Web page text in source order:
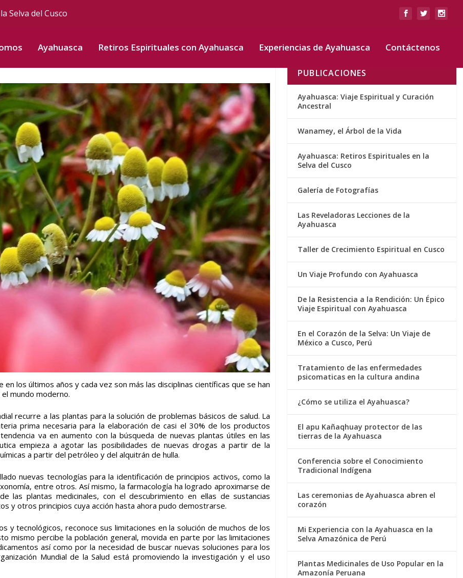
Selva del Cusco
Ayahuasca Retiros Espirituales con Ayahuasca Experiencias de Ayahuasca Contáctenos
en el Mundo Moderno
en los últimos años y cada vez son más las disciplinas científicas que se han
mundo moderno.
recurre a las plantas para la solución de problemas básicos de salud. La
prima necesaria para la elaboración de casi el 30% de los productos
va en aumento con la búsqueda de nuevas plantas útiles en las
empieza a agotar las posibilidades de nuevas drogas a partir de la
a partir del petróleo y del alquitrán de hulla.
nuevas tecnologías para la identificación de principios activos, como la
entre otros. Así mismo, la farmacología ha logrado aproximarse de
de lasplantas medicinales, con el descubrimiento en ellas de sustancias
y otros principios cuya acción hasta ahora pudo demostrarse.
y tecnológicos, reconoce sus limitaciones en la solución de muchos de los
mismo percibe la población general, movida en parte por las limitaciones
así como por la necesidad de buscar nuevas soluciones para los
Mundial de la Salud está promoviendo la investigación y el uso
PUBLICACIONES
Ayahuasca: Viaje Espiritual y Curación
Ancestral
Wanamey, el Árbol de la Vida
Ayahuasca: Retiros Espirituales en la
Selva del Cusco
Galería de Fotografías
Las Reveladoras Lecciones de la
Ayahuasca
Taller de Crecimiento Espiritual en Cusco
Un Viaje Profundo con Ayahuasca
De la Resistencia a la Rendición: Un Épico
Viaje Espiritual con Ayahuasca
En el Corazón de la Selva: Un Viaje de
México a Cusco, Perú
Tratamiento de las enfermedades
psicomaticas en la cultura andina
¿Cómo se utiliza el Ayahuasca?
El apu Kañaqhuay protector de las
tierras de la Ayahuasca
Conferencia sobre el Conocimiento
Tradicional Indígena
Las ceremonias de Ayahuasca abren el
corazón
Mi Experiencia con la Ayahuasca en la
Selva Amazónica de Perú
Plantas Medicinales de Uso Popular en la
Amazonía Peruana